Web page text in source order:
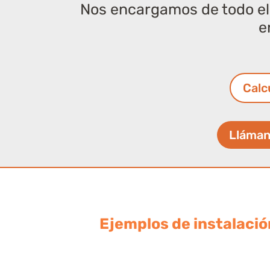
Nos encargamos de todo
Ejemplos de